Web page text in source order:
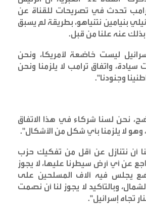
ترامب تحدث في تصريحات للقناة عن
بنيامين نتنياهو، بطريقة لم يسبق
عنه علنا من قبل.
ليست خاضعة لأمريكا، ونحن
واتفاق ترامب لا يلزمنا ونحن
وجنودنا".
نحن لسنا شركاء في هذا الاتفاق
وهو لا يلزمنا بأي شكل من الأشكال".
أن نتنازل عن أقل من تفكيك حزب
عن أي أرض سيطرنا عليها، لا يجوز
يجلس فيه آلاف المسلحين على
وبالتأكيد لا يجوز لنا أن نصمت
تجاه إسرائيل".